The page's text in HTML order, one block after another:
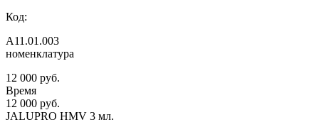
Код:
А11.01.003
номенклатура
12 000 руб.
Время
12 000 руб.
JALUPRO HMV 3 мл.